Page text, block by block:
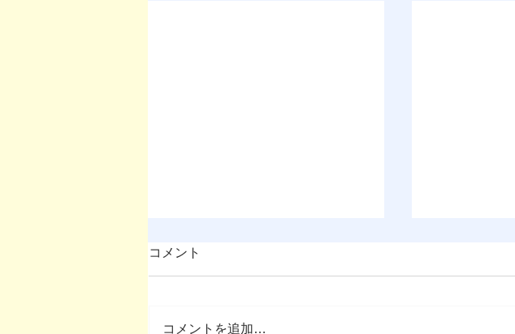
コメント
コメントを追加…